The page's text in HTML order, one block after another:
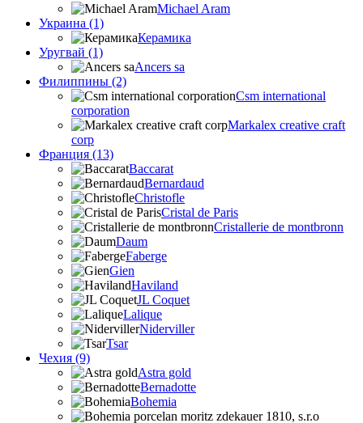
Michael Aram
Украина (1)
Керамика
Уругвай (1)
Ancers sa
Филиппины (2)
Csm international
corporation
Markalex creative craft
corp
Франция (13)
Baccarat
Bernardaud
Christofle
Cristal de Paris
Cristallerie de montbronn
Daum
Faberge
Gien
Haviland
JL Coquet
Lalique
Niderviller
Tsar
Чехия (9)
Astra gold
Bernadotte
Bohemia